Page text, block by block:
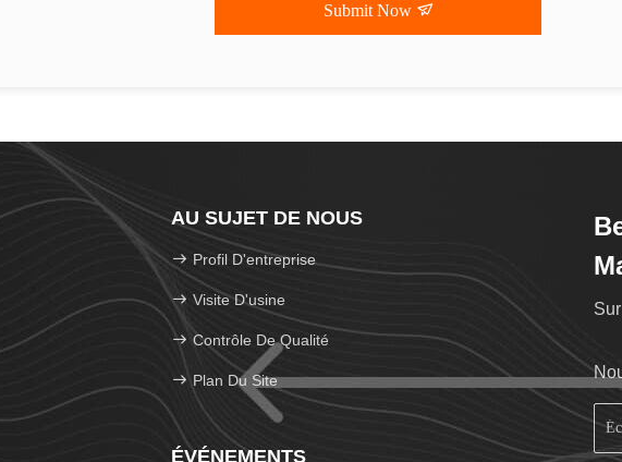
Submit Now
AU SUJET DE NOUS
Profil D'entreprise
Visite D'usine
Contrôle De Qualité
Plan Du Site
ÉVÉNEMENTS